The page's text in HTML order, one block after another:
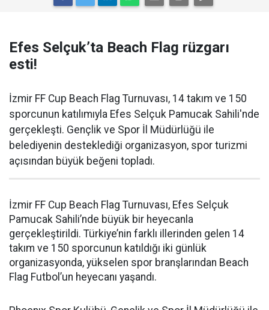
Efes Selçuk’ta Beach Flag rüzgarı
esti!
İzmir FF Cup Beach Flag Turnuvası, 14 takım ve 150
sporcunun katılımıyla Efes Selçuk Pamucak Sahili'nde
gerçekleşti. Gençlik ve Spor İl Müdürlüğü ile
belediyenin desteklediği organizasyon, spor turizmi
açısından büyük beğeni topladı.
İzmir FF Cup Beach Flag Turnuvası, Efes Selçuk
Pamucak Sahili’nde büyük bir heyecanla
gerçekleştirildi. Türkiye’nin farklı illerinden gelen 14
takım ve 150 sporcunun katıldığı iki günlük
organizasyonda, yükselen spor branşlarından Beach
Flag Futbol’un heyecanı yaşandı.